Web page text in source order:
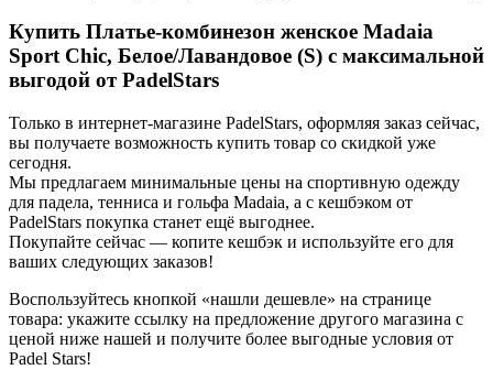
Купить Платье-комбинезон женское Madaia
Sport Chic, Белое/Лавандовое (S) с максимальной
выгодой от PadelStars
Только в интернет-магазине PadelStars, оформляя заказ сейчас,
вы получаете возможность купить товар со скидкой уже
сегодня.
Мы предлагаем минимальные цены на спортивную одежду
для падела, тенниса и гольфа Madaia, а с кешбэком от
PadelStars покупка станет ещё выгоднее.
Покупайте сейчас — копите кешбэк и используйте его для
ваших следующих заказов!
Воспользуйтесь кнопкой «нашли дешевле» на странице
товара: укажите ссылку на предложение другого магазина с
ценой ниже нашей и получите более выгодные условия от
Padel Stars!